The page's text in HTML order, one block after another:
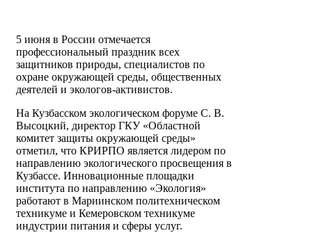
5 июня в России отмечается
профессиональный праздник всех
защитников природы, специалистов по
охране окружающей среды, общественных
деятелей и экологов-активистов.
На Кузбасском экологическом форуме С. В.
Высоцкий, директор ГКУ «Областной
комитет защиты окружающей среды»
отметил, что КРИРПО является лидером по
направлению экологического просвещения в
Кузбассе. Инновационные площадки
института по направлению «Экология»
работают в Мариинском политехническом
техникуме и Кемеровском техникуме
индустрии питания и сферы услуг.